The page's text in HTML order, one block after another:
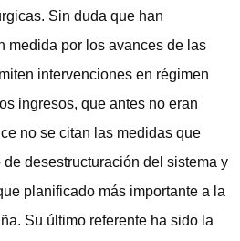
Sin duda que han
medida por los avances de las
intervenciones en régimen
ingresos, que antes no eran
no se citan las medidas que
desestructuración del sistema y
planificado más importante a la
Su último referente ha sido la